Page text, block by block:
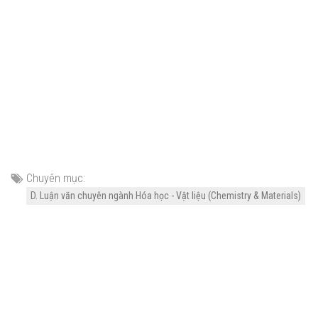
Chuyên mục:
D. Luận văn chuyên ngành Hóa học - Vật liệu (Chemistry & Materials)